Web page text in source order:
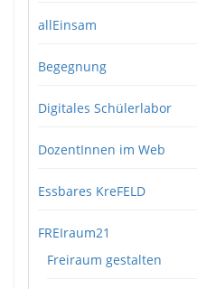
allEinsam
Begegnung
Digitales Schülerlabor
DozentInnen im Web
Essbares KreFELD
FREIraum21
Freiraum gestalten